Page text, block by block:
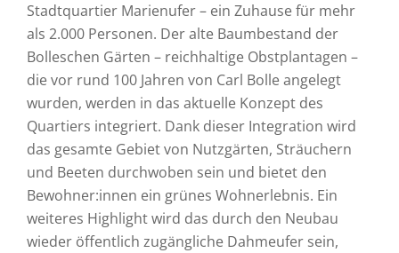
Stadtquartier Marienufer – ein Zuhause für mehr
als 2.000 Personen. Der alte Baumbestand der
Bolleschen Gärten – reichhaltige Obstplantagen –
die vor rund 100 Jahren von Carl Bolle angelegt
wurden, werden in das aktuelle Konzept des
Quartiers integriert. Dank dieser Integration wird
das gesamte Gebiet von Nutzgärten, Sträuchern
und Beeten durchwoben sein und bietet den
Bewohner:innen ein grünes Wohnerlebnis. Ein
weiteres Highlight wird das durch den Neubau
wieder öffentlich zugängliche Dahmeufer sein,